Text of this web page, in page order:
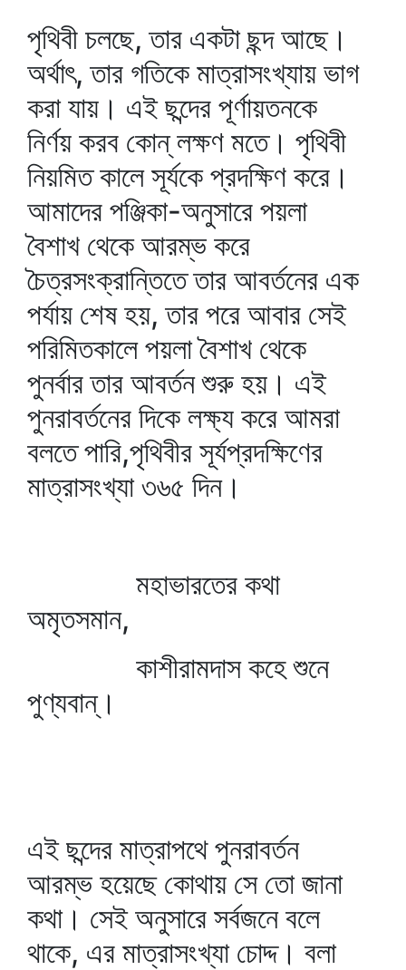
পৃথিবী চলছে, তার একটা ছন্দ আছে।
অর্থাৎ, তার গতিকে মাত্রাসংখ্যায় ভাগ
করা যায়। এই ছন্দের পূর্ণায়তনকে
নির্ণয় করব কোন্‌ লক্ষণ মতে। পৃথিবী
নিয়মিত কালে সূর্যকে প্রদক্ষিণ করে।
আমাদের পঞ্জিকা-অনুসারে পয়লা
বৈশাখ থেকে আরম্ভ করে
চৈত্রসংক্রান্তিতে তার আবর্তনের এক
পর্যায় শেষ হয়, তার পরে আবার সেই
পরিমিতকালে পয়লা বৈশাখ থেকে
পুনর্বার তার আবর্তন শুরু হয়। এই
পুনরাবর্তনের দিকে লক্ষ্য করে আমরা
বলতে পারি,পৃথিবীর সূর্যপ্রদক্ষিণের
মাত্রাসংখ্যা ৩৬৫ দিন।
মহাভারতের কথা
অমৃতসমান,
কাশীরামদাস কহে শুনে
পুণ্যবান্‌।
এই ছন্দের মাত্রাপথে পুনরাবর্তন
আরম্ভ হয়েছে কোথায় সে তো জানা
কথা। সেই অনুসারে সর্বজনে বলে
থাকে, এর মাত্রাসংখ্যা চোদ্দ। বলা